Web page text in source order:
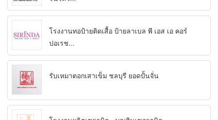
โรงงานทอป้ายติดเสื้อ ป้ายลาเบล พี เอส เอ คอร์
ปอเรช...
รับเหมาตอกเสาเข็ม ชลบุรี ยอดปั้นจั่น